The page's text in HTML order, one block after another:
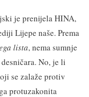
je prenijela HINA,
Lijepe naše. Prema
lista, nema sumnje
No, je li
se zalaže protiv
protuzakonita